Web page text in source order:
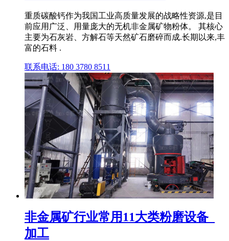
重质碳酸钙作为我国工业高质量发展的战略性资源,是目
前应用广泛、用量庞大的无机非金属矿物粉体。 其核心
主要为石灰岩、方解石等天然矿石磨碎而成.长期以来,丰
富的石料 .
联系电话: 180 3780 8511
非金属矿行业常用11大类粉磨设备_
加工